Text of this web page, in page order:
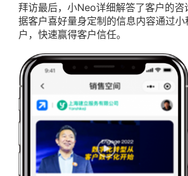
拜访最后，小Neo详细解答了客户的咨
据客户喜好量身定制的信息内容通过
户，快速赢得客户信任。